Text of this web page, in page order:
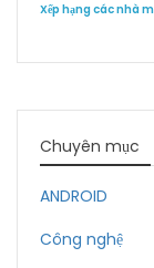
Xếp hạng các nhà
Chuyên mục
ANDROID
Công nghệ